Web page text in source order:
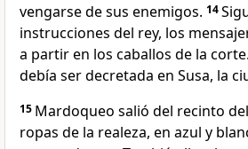
vengarse de sus enemigos. 14
instrucciones del rey, los
a partir en los caballos de la
debía ser decretada en Susa, la
15 Mardoqueo salió del recinto
ropas de la realeza, en azul y